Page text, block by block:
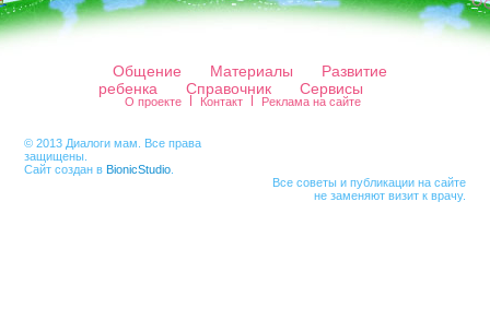
Общение Материалы
Развитие
ребенка
Справочник Сервисы
О проекте Контакт Реклама на сайте
© 2013 Диалоги мам. Все права
защищены.
Сайт создан в BionicStudio
Все советы и публикации на сайте
не заменяют визит к врачу.